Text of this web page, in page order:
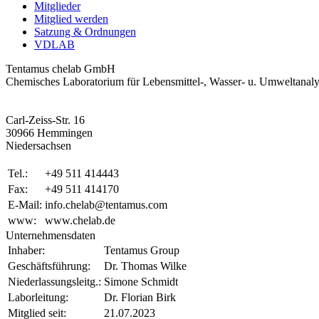
Mitglieder
Mitglied werden
Satzung & Ordnungen
VDLAB
Tentamus chelab GmbH
Chemisches Laboratorium für Lebensmittel-, Wasser- u.
Carl-Zeiss-Str. 16
30966 Hemmingen
Niedersachsen
Tel.:
+49 511 414443
Fax:
+49 511 414170
E-Mail: info.chelab@tentamus.com
www:
www.chelab.de
Unternehmensdaten
Inhaber:
Tentamus Group
Geschäftsführung:
Dr. Thomas Wilke
Niederlassungsleitg.: Simone Schmidt
Laborleitung:
Dr. Florian Birk
Mitglied seit:
21.07.2023